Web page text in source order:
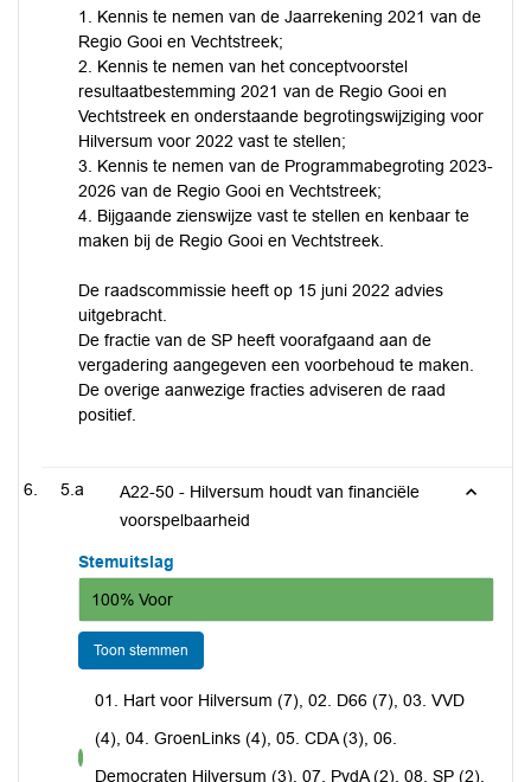
1. Kennis te nemen van de Jaarrekening 2021 van de
Regio Gooi en Vechtstreek;
2. Kennis te nemen van het conceptvoorstel
resultaatbestemming 2021 van de Regio Gooi en
Vechtstreek en onderstaande begrotingswijziging voor
Hilversum voor 2022 vast te stellen;
3. Kennis te nemen van de Programmabegroting 2023-
2026 van de Regio Gooi en Vechtstreek;
4. Bijgaande zienswijze vast te stellen en kenbaar te
maken bij de Regio Gooi en Vechtstreek.
De raadscommissie heeft op 15 juni 2022 advies
uitgebracht.
De fractie van de SP heeft voorafgaand aan de
vergadering aangegeven een voorbehoud te maken.
De overige aanwezige fracties adviseren de raad
positief.
5.a
A22-50 - Hilversum houdt van financiële
voorspelbaarheid
Stemuitslag
100% Voor
Toon stemmen
voor
01. Hart voor Hilversum (7), 02. D66 (7), 03. VVD
(4), 04. GroenLinks (4), 05. CDA (3), 06.
Democraten Hilversum (3), 07. PvdA (2), 08. SP (2),